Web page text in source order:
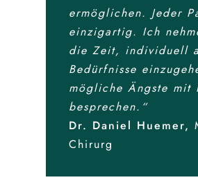
ermöglichen. Jeder
einzigartig. Ich
die Zeit, individuell
Bedürfnisse
mögliche Ängste mit
besprechen.“
Dr. Daniel Huemer,
Chirurg